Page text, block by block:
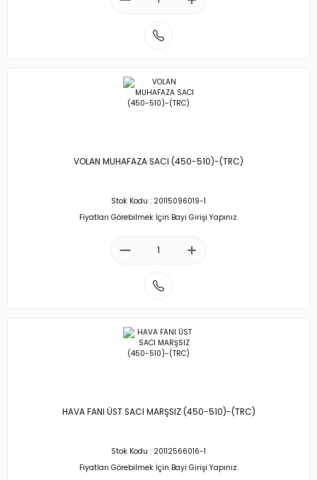
VOLAN MUHAFAZA SACI (450-510)-(TRC)
Stok Kodu : 20115096019-1
Fiyatları Görebilmek İçin Bayi Girişi Yapınız.
HAVA FANI ÜST SACI MARŞSIZ (450-510)-(TRC)
Stok Kodu : 20112566016-1
Fiyatları Görebilmek İçin Bayi Girişi Yapınız.